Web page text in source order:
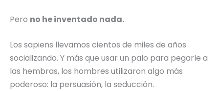
Pero no he inventado nada.
Los sapiens llevamos cientos de miles de años
socializando. Y más que usar un palo para pegarle a
las hembras, los hombres utilizaron algo más
poderoso: la persuasión, la seducción.